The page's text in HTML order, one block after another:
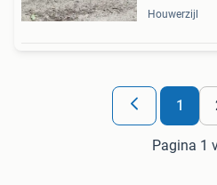
Houwerzijl
1
Pagina 1